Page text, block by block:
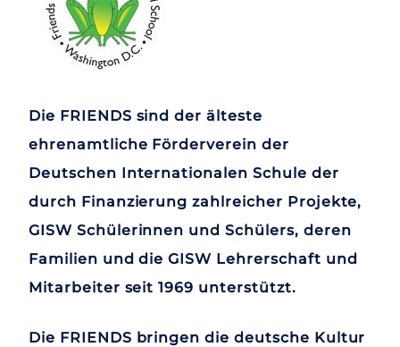
Die FRIENDS sind der älteste
ehrenamtliche Förderverein der
Deutschen Internationalen Schule der
durch Finanzierung zahlreicher Projekte,
GISW Schülerinnen und Schülers, deren
Familien und die GISW Lehrerschaft und
Mitarbeiter seit 1969 unterstützt.
Die FRIENDS bringen die deutsche Kultur